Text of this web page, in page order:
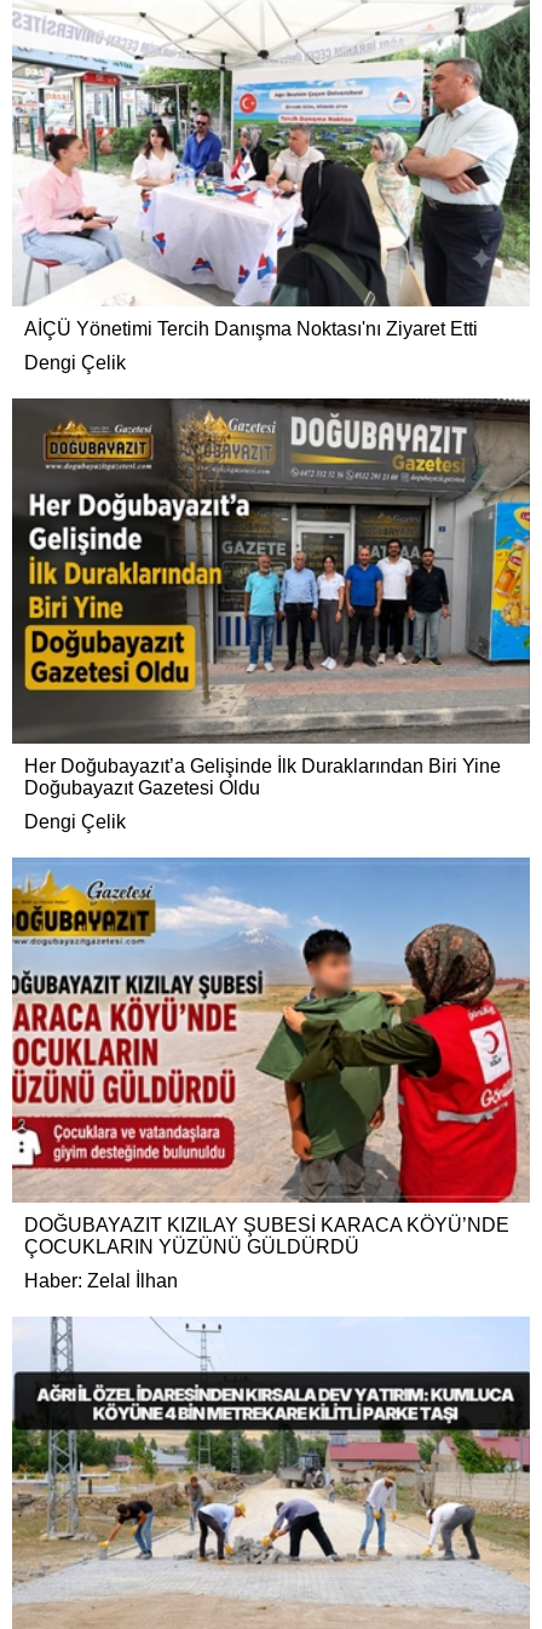
AİÇÜ Yönetimi Tercih Danışma Noktası'nı Ziyaret Etti
Dengi Çelik
Her Doğubayazıt’a Gelişinde İlk Duraklarından Biri Yine
Doğubayazıt Gazetesi Oldu
Dengi Çelik
DOĞUBAYAZIT KIZILAY ŞUBESİ KARACA KÖYÜ’NDE
ÇOCUKLARIN YÜZÜNÜ GÜLDÜRDÜ
Haber: Zelal İlhan